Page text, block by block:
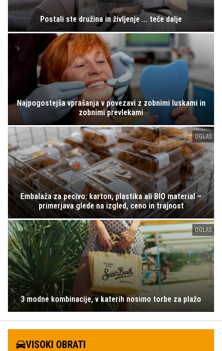
Postali ste družina in življenje ... teče dalje
Najpogostejša vprašanja v povezavi z zobnimi luskami in
zobnimi prevlekami
OGLAS
Embalaža za pecivo: karton, plastika ali BIO material –
primerjava glede na izgled, ceno in trajnost
OGLAS
3 modne kombinacije, v katerih nosimo torbe za plažo
VISOKI OBRATI